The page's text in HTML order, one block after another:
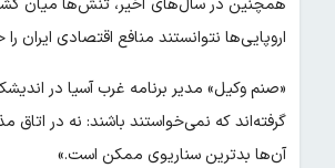
همچنین در سال‌های اخیر، تنش‌ها میان
اروپایی‌ها نتوانستند منافع اقتصادی ایران
«صنم وکیل» مدیر برنامه غرب آسیا در
گرفته‌اند که نمی‌خواستند باشند: نه در اتاق
آن‌ها بدترین سناریوی ممکن است.»